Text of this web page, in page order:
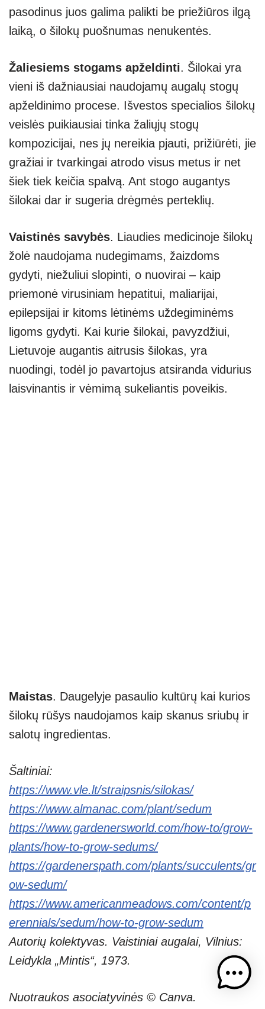
pasodinus juos galima palikti be priežiūros ilgą
laiką, o šilokų puošnumas nenukentės.
Žaliesiems stogams apželdinti. Šilokai yra
vieni iš dažniausiai naudojamų augalų stogų
apželdinimo procese. Išvestos specialios šilokų
veislės puikiausiai tinka žaliųjų stogų
kompozicijai, nes jų nereikia pjauti, prižiūrėti, jie
gražiai ir tvarkingai atrodo visus metus ir net
šiek tiek keičia spalvą. Ant stogo augantys
šilokai dar ir sugeria drėgmės perteklių.
Vaistinės savybės. Liaudies medicinoje šilokų
žolė naudojama nudegimams, žaizdoms
gydyti, niežuliui slopinti, o nuovirai – kaip
priemonė virusiniam hepatitui, maliarijai,
epilepsijai ir kitoms lėtinėms uždegiminėms
ligoms gydyti. Kai kurie šilokai, pavyzdžiui,
Lietuvoje augantis aitrusis šilokas, yra
nuodingi, todėl jo pavartojus atsiranda vidurius
laisvinantis ir vėmimą sukeliantis poveikis.
Maistas. Daugelyje pasaulio kultūrų kai kurios
šilokų rūšys naudojamos kaip skanus sriubų ir
salotų ingredientas.
Šaltiniai:
https://www.vle.lt/straipsnis/silokas/
https://www.almanac.com/plant/sedum
https://www.gardenersworld.com/how-to/grow-
plants/how-to-grow-sedums/
https://gardenerspath.com/plants/succulents/gr
ow-sedum/
https://www.americanmeadows.com/content/p
erennials/sedum/how-to-grow-sedum
Autorių kolektyvas. Vaistiniai augalai, Vilnius:
Leidykla „Mintis“, 1973.
Nuotraukos asociatyvinės © Canva.